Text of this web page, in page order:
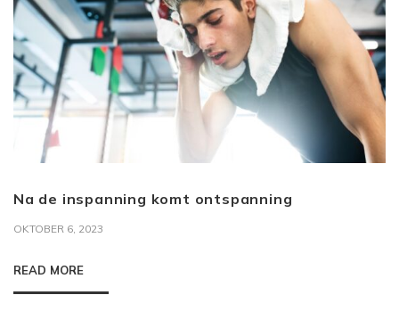
Na de inspanning komt ontspanning
OKTOBER 6, 2023
READ MORE